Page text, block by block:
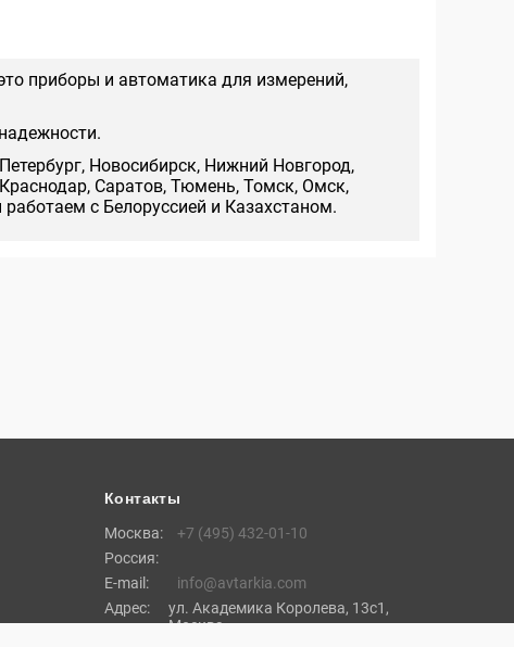
приборы и автоматика для измерений,
Новосибирск, Нижний Новгород,
Саратов, Тюмень, Томск, Омск,
с Белоруссией и Казахстаном.
Контакты
Москва:
+7 (495) 432-01-10
Россия:
E-mail:
info@avtarkia.com
Адрес:
ул. Академика Королева, 13с1,
Москва